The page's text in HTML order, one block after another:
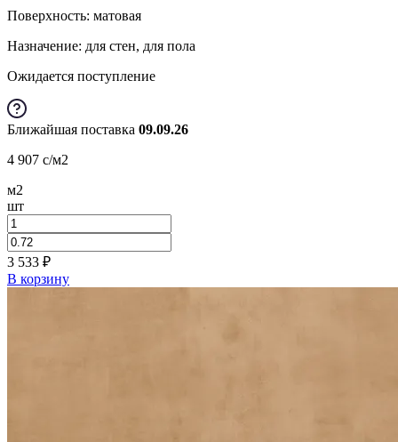
Поверхность: матовая
Назначение: для стен, для пола
Ожидается поступление
Ближайшая поставка 09.09.26
4 907 c/м2
м2
шт
3 533 ₽
В корзину